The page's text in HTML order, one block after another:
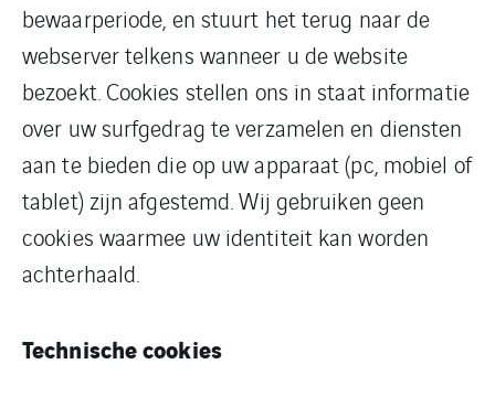
bewaarperiode, en stuurt het terug naar de
webserver telkens wanneer u de website
bezoekt. Cookies stellen ons in staat informatie
over uw surfgedrag te verzamelen en diensten
aan te bieden die op uw apparaat (pc, mobiel of
tablet) zijn afgestemd. Wij gebruiken geen
cookies waarmee uw identiteit kan worden
achterhaald.
Technische cookies